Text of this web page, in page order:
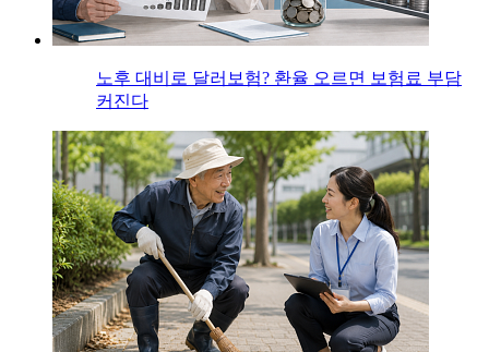
노후 대비로 달러보험? 환율 오르면 보험료 부담
커진다